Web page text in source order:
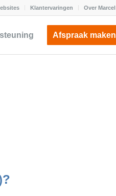
Klantervaringen Over Marcel
Afspraak maken